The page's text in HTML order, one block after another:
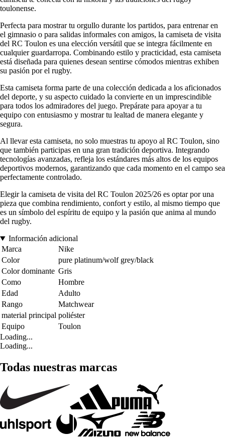
toulonense.
Perfecta para mostrar tu orgullo durante los partidos, para entrenar en
el gimnasio o para salidas informales con amigos, la camiseta de visita
del RC Toulon es una elección versátil que se integra fácilmente en
cualquier guardarropa. Combinando estilo y practicidad, esta camiseta
está diseñada para quienes desean sentirse cómodos mientras exhiben
su pasión por el rugby.
Esta camiseta forma parte de una colección dedicada a los aficionados
del deporte, y su aspecto cuidado la convierte en un imprescindible
para todos los admiradores del juego. Prepárate para apoyar a tu
equipo con entusiasmo y mostrar tu lealtad de manera elegante y
segura.
Al llevar esta camiseta, no solo muestras tu apoyo al RC Toulon, sino
que también participas en una gran tradición deportiva. Integrando
tecnologías avanzadas, refleja los estándares más altos de los equipos
deportivos modernos, garantizando que cada momento en el campo sea
perfectamente controlado.
Elegir la camiseta de visita del RC Toulon 2025/26 es optar por una
pieza que combina rendimiento, confort y estilo, al mismo tiempo que
es un símbolo del espíritu de equipo y la pasión que anima al mundo
del rugby.
Información adicional
Marca
Nike
Color
pure platinum/wolf grey/black
Color dominante Gris
Como
Hombre
Edad
Adulto
Rango
Matchwear
material principal poliéster
Equipo
Toulon
Loading...
Loading...
Todas nuestras marcas